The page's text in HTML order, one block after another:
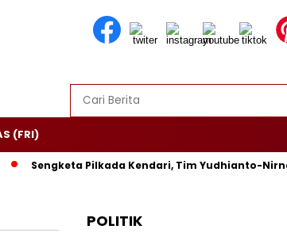
(FRI)
Sengketa Pilkada Kendari, Tim Yudhianto-Nirna
POLITIK